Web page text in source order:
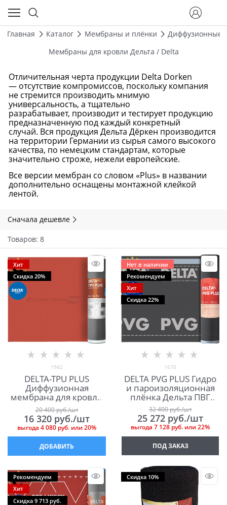
Главная Каталог Мембраны и плёнки
Диффузионные
Мембраны для кровли Дельта / Delta
Отличительная черта продукции Delta Dorken
— отсутствие компромиссов, поскольку компания
не стремится производить мнимую
универсальность, а тщательно
разрабатывает, производит и тестирует продукцию
предназначенную под каждый конкретный
случай. Вся продукция Дельта Дёркен производится
на территории Германии из сырья самого высокого
качества, по немецким стандартам, которые
значительно строже, нежели европейские.
Все версии мембран со словом «Plus» в названии
дополнительно оснащены монтажной клейкой
лентой.
Сначала дешевле
Товаров: 8
Хит
Скидка 20%
1942
DELTA-TPU PLUS
Диффузионная
мембрана для кровли
и фасада Дельта ТПУ
Плюс
20 400 руб./шт
16 320 руб./шт
выгода 4 080 руб. или20%
ДОБАВИТЬ
Нет в наличии
Рекомендуем
Хит
Скидка 22%
1670
DELTA PVG PLUS Гидро
и пароизоляционная
плёнка Дельта ПВГ
Плюс
32 400 руб./шт
25 272 руб./шт
выгода 7 128 руб. или22%
ПОД ЗАКАЗ
Рекомендуем
Хит
Скидка 9 713 руб.
Скидка 10%